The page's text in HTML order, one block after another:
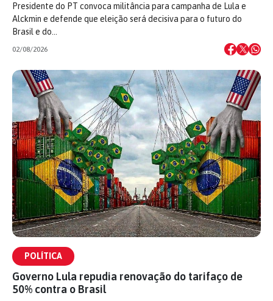
Presidente do PT convoca militância para campanha de Lula e
Alckmin e defende que eleição será decisiva para o futuro do
Brasil e do…
02/08/2026
POLÍTICA
Governo Lula repudia renovação do tarifaço de
50% contra o Brasil